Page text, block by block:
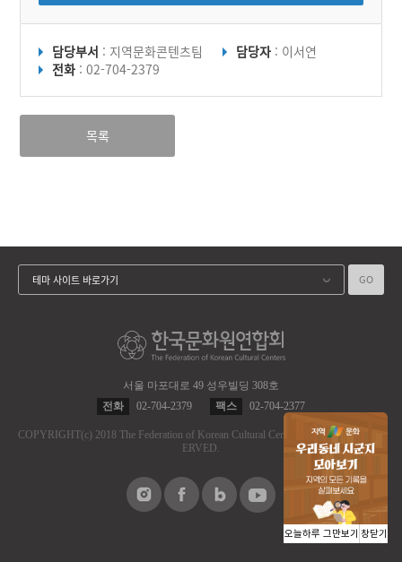
담당부서 : 지역문화콘텐츠팀 담당자 : 이서연
전화 : 02-704-2379
목록
서울 마포대로 49 성우빌딩 308호
전화
02-704-2379 팩스 02-704-2377
COPYRIGHT(c) 2018 The Federation of Korean Cultural Centers.
ALL RIGHT RES
ERVED.
테마 사이트 바로가기 GO
오늘하루 그만보기 창닫기